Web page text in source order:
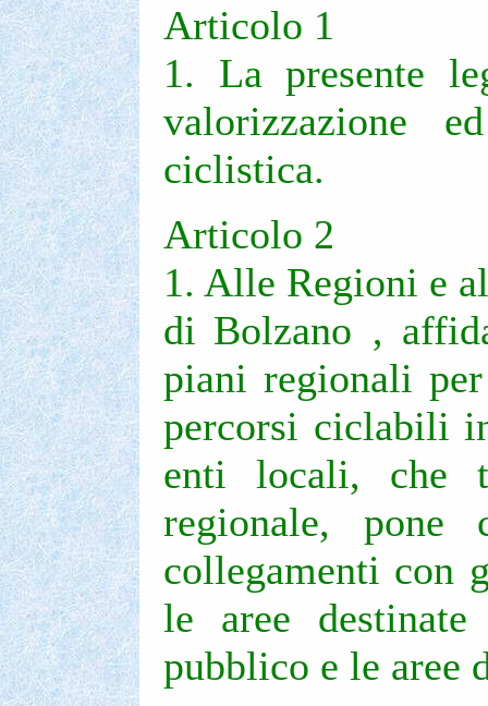
Articolo 1
1. La presente
valorizzazione
ciclistica.
Articolo 2
1. Alle Regioni e
di Bolzano ‚
piani regionali
percorsi ciclabili
enti locali, che
regionale, pone
collegamenti con
le aree
pubblico e le aree